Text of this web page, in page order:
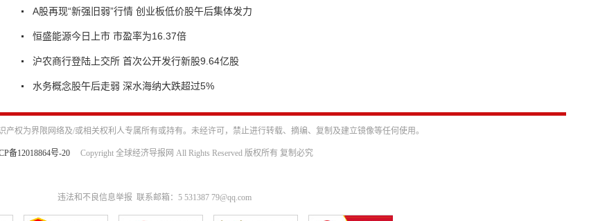
A股再现“新强旧弱”行情 创业板低价股午后集体发力
恒盛能源今日上市 市盈率为16.37倍
沪农商行登陆上交所 首次公开发行新股9.64亿股
水务概念股午后走弱 深水海纳大跌超过5%
产权为界限网络及/或相关权利人专属所有或持有。未经许可，禁止进行转载、摘编、复制及建立镜像等任何使用。
备12018864号-20 Copyright 全球经济导报网 All Rights Reserved 版权所有 复制必究
违法和不良信息举报 联系邮箱：5 531387 79@qq.com